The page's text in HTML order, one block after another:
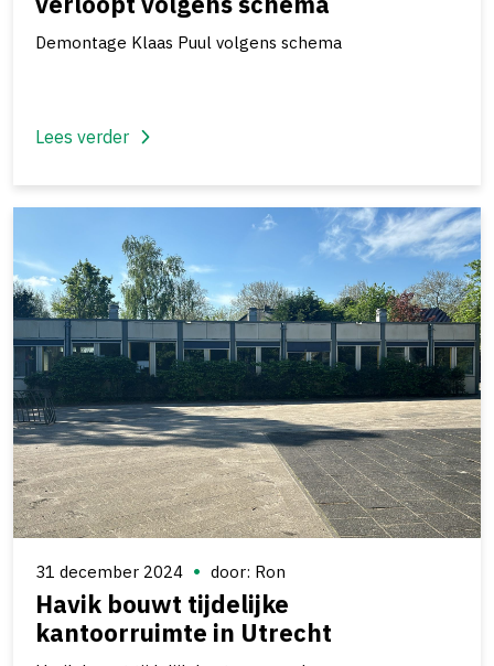
Demontage Klaas Puul volgens schema
Lees verder
31 december 2024 door: Ron
Havik bouwt tijdelijke
kantoorruimte in Utrecht